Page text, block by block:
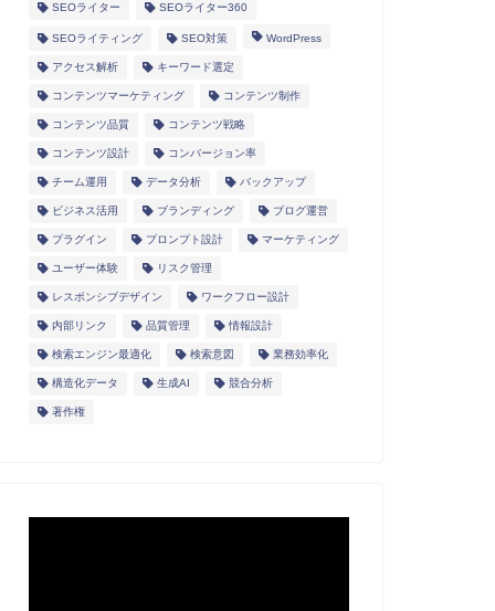
SEOライター SEOライター360
SEOライティング SEO対策 WordPress
アクセス解析 キーワード選定
コンテンツマーケティング コンテンツ制作
コンテンツ品質 コンテンツ戦略
コンテンツ設計 コンバージョン率
チーム運用 データ分析 バックアップ
ビジネス活用 ブランディング ブログ運営
プラグイン プロンプト設計 マーケティング
ユーザー体験 リスク管理
レスポンシブデザイン ワークフロー設計
内部リンク 品質管理 情報設計
検索エンジン最適化 検索意図 業務効率化
構造化データ 生成AI 競合分析
著作権